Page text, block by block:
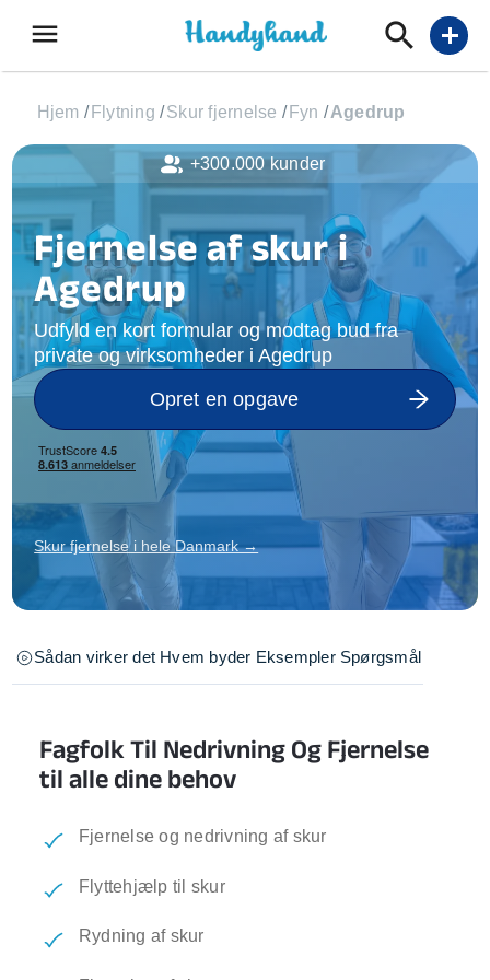
menu add
Hjem / Flytning /Skur fjernelse / Fyn /Agedrup
Fjernelse af skur i
Agedrup
Udfyld en kort formular og modtag bud fra
private og virksomheder i Agedrup
Opret en opgave
Skur fjernelse i hele Danmark →
Sådan virker det Hvem byder Eksempler Spørgsmål
Fagfolk Til Nedrivning Og Fjernelse
til alle dine behov
Fjernelse og nedrivning af skur
Flyttehjælp til skur
Rydning af skur
+300.000 kunder